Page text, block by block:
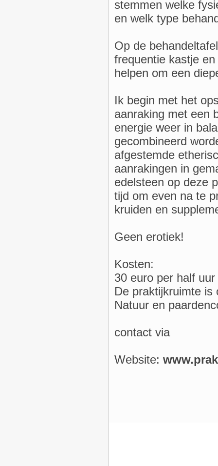
stemmen welke
en welk type
Op de
frequentie kastje
helpen om een
Ik begin met het
aanraking met een
energie weer in
gecombineerd
afgestemde
aanrakingen in
edelsteen op deze
tijd om even na te
kruiden en
Geen erotiek!
Kosten:
30 euro per half
De praktijkruimte is
Natuur en
contact via
Website: